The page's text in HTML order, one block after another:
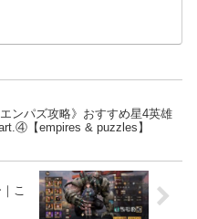
エンパズ攻略》おすすめ星4英雄
【empires & puzzles】
こ